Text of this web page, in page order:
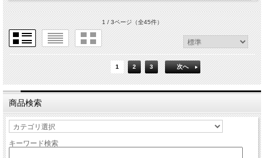
1 / 3ページ（全45件）
1 2 3 次へ
商品検索
キーワード検索